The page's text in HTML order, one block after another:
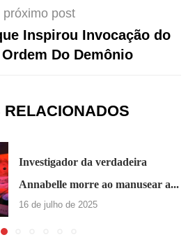
próximo post
Inspirou Invocação do
Do Demônio
RELACIONADOS
Investigador da verdadeira
Annabelle morre ao manusear a...
16 de julho de 2025